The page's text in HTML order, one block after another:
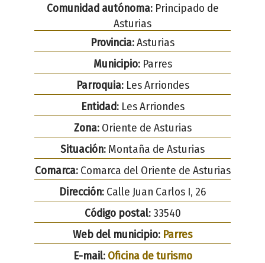
Comunidad autónoma:Principado de
Asturias
Provincia:Asturias
Municipio:Parres
Parroquia:Les Arriondes
Entidad:Les Arriondes
Zona:Oriente de Asturias
Situación: Montaña de Asturias
Comarca:Comarca del Oriente de Asturias
Dirección:Calle Juan Carlos I, 26
Código postal:33540
Web del municipio: Parres
E-mail: Oficina de turismo